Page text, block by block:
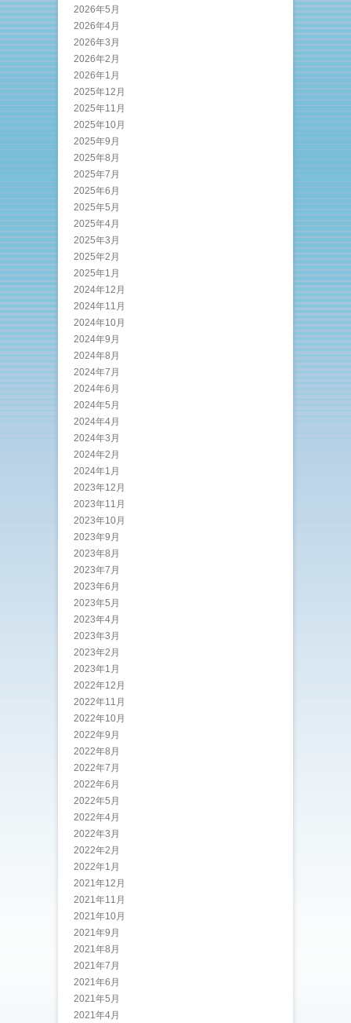
2026年5月
2026年4月
2026年3月
2026年2月
2026年1月
2025年12月
2025年11月
2025年10月
2025年9月
2025年8月
2025年7月
2025年6月
2025年5月
2025年4月
2025年3月
2025年2月
2025年1月
2024年12月
2024年11月
2024年10月
2024年9月
2024年8月
2024年7月
2024年6月
2024年5月
2024年4月
2024年3月
2024年2月
2024年1月
2023年12月
2023年11月
2023年10月
2023年9月
2023年8月
2023年7月
2023年6月
2023年5月
2023年4月
2023年3月
2023年2月
2023年1月
2022年12月
2022年11月
2022年10月
2022年9月
2022年8月
2022年7月
2022年6月
2022年5月
2022年4月
2022年3月
2022年2月
2022年1月
2021年12月
2021年11月
2021年10月
2021年9月
2021年8月
2021年7月
2021年6月
2021年5月
2021年4月